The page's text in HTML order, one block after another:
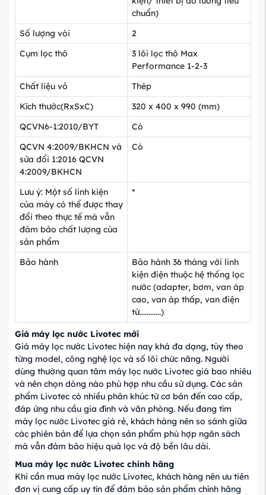
chuẩn)
Số lượng vòi
2
Cụm lọc thô
3 lõi lọc thô Max
Performance 1-2-3
Chất liệu vỏ
Thép
Kích thước(RxSxC)
320 x 400 x 990 (mm)
QCVN6-1:2010/BYT
Có
QCVN 4:2009/BKHCN và
sửa đổi 1:2016 QCVN
4:2009/BKHCN
Có
Lưu ý: Một số linh kiện
của máy có thể được thay
đổi theo thực tế mà vẫn
đảm bảo chất lượng của
sản phẩm
*
Bảo hành
Bảo hành 36 tháng với linh
kiện điện thuộc hệ thống lọc
nước (adapter, bơm, van áp
cao, van áp thấp, van điện
từ............)
Giá máy lọc nước Livotec mới
Giá máy lọc nước Livotec hiện nay khá đa dạng, tùy theo
từng model, công nghệ lọc và số lõi chức năng. Người
dùng thường quan tâm máy lọc nước Livotec giá bao nhiêu
và nên chọn dòng nào phù hợp nhu cầu sử dụng. Các sản
phẩm Livotec có nhiều phân khúc từ cơ bản đến cao cấp,
đáp ứng nhu cầu gia đình và văn phòng. Nếu đang tìm
máy lọc nước Livotec giá rẻ, khách hàng nên so sánh giữa
các phiên bản để lựa chọn sản phẩm phù hợp ngân sách
mà vẫn đảm bảo hiệu quả lọc và độ bền lâu dài.
Mua máy lọc nước Livotec chính hãng
Khi cần mua máy lọc nước Livotec, khách hàng nên ưu tiên
đơn vị cung cấp uy tín để đảm bảo sản phẩm chính hãng